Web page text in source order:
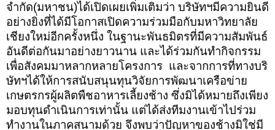
จำกัด(มหาชน)ได้เปิดเผยเพิ่มเติมว่า บริษัทฯมีความยินดี
อย่างยิ่งที่ได้มีโอกาสเปิดความร่วมมือกับมหาวิทยาลัย
เชียงใหม่อีกครั้งหนึ่ง ในฐานะพันธมิตรที่มีความสัมพันธ์
อันดีต่อกันมาอย่างยาวนาน และได้ร่วมกันทำกิจกรรม
เพื่อสังคมมาหลากหลายโครงการ และจากการที่ทางบริ
ษัทฯได้ให้การสนับสนุนทุนวิจัยการพัฒนาเครือข่าย
เกษตรกรผู้ผลิตพืชอาหารเลี้ยงช้าง ซึ่งมิได้หมายถึงเพียง
มอบทุนดำเนินการเท่านั้น แต่ได้ส่งทีมงานเข้าไปร่วม
ทำงานในภาคสนามด้วย จึงพบว่าปัญหาของช้างมิใช่มี